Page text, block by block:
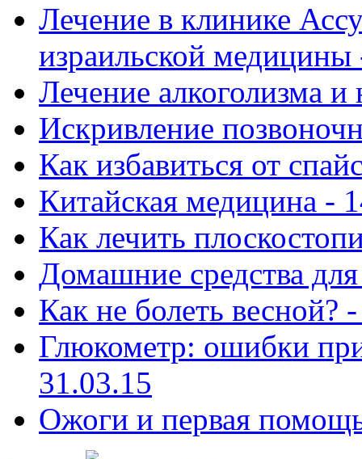
Лечение в клинике
израильской
Лечение алкоголизма
Искривление
Как избавиться от
Китайская медицина -
Как лечить
Домашние средства
Как не болеть весной?
Глюкометр: ошибки
31.03.15
Ожоги и первая